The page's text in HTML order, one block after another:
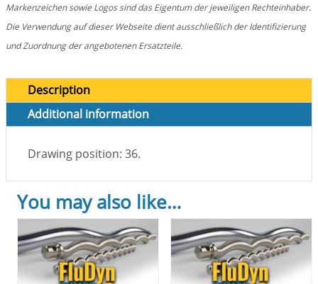
Markenzeichen sowie Logos sind das Eigentum der jeweiligen Rechteinhaber.
Die Verwendung auf dieser Webseite dient ausschließlich der Identifizierung
und Zuordnung der angebotenen Ersatzteile.
Description
Additional information
Drawing position: 36.
You may also like…